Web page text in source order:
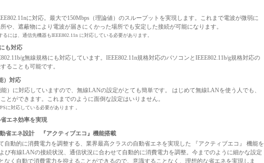
に対応。最大で150Mbps（理論値）のスループットを実現します。これまで電波が微弱に
や、遮蔽物により電波が届きにくかった場所でも安定した接続が可能になります。
るには、通信先機器もIEEE802.11n に対応している必要があります。
も対応
g無線規格にも対応しています。IEEE802.11n規格対応のパソコンとIEEE802.11b/g規格対応の
ることも可能です。
）対応
）に対応していますので、無線LANの設定がとても簡単です。 はじめて無線LANを使う人でも、
とができます。これまでのように面倒な設定はいりません。
に対応している必要があります 。
エネ効率を実現
省エネ設計 『アクティブエコ』機能搭載
自動的に消費電力を調整する、業界最高クラスの自動省エネを実現した 『アクティブエコ』 機能を
び有線LANの接続状況、通信状況に合わせて自動的に消費電力を調整。今までのように細かな設定
なく自動で消費電力を抑えることができるので、意識することなく、理想的な省エネを実現しま